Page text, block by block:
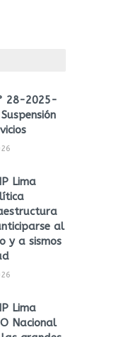
28-2025-
Lima
al
y a sismos
Lima
Nacional